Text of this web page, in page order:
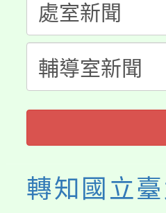
代理(課)
公告本校
代理(課)
轉知中國
《TA101
程，歡
系所師生
轉知國立